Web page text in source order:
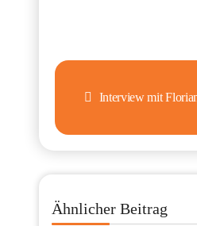
Interview mit
Ähnlicher Beitrag